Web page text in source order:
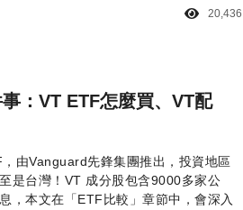
20,436
：VT ETF怎麼買、VT配
由Vanguard先鋒集團推出，投資地區
是台灣！VT 成分股包含9000多家公
，本文在「ETF比較」章節中，會深入